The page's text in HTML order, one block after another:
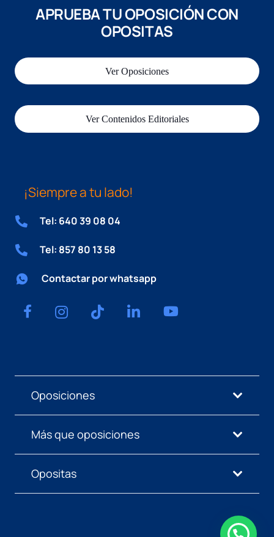
APRUEBA TU OPOSICIÓN CON
OPOSITAS
Ver Oposiciones
Ver Contenidos Editoriales
¡Siempre a tu lado!
Tel: 640 39 08 04
Tel: 857 80 13 58
Contactar por whatsapp
Oposiciones
Más que oposiciones
Opositas